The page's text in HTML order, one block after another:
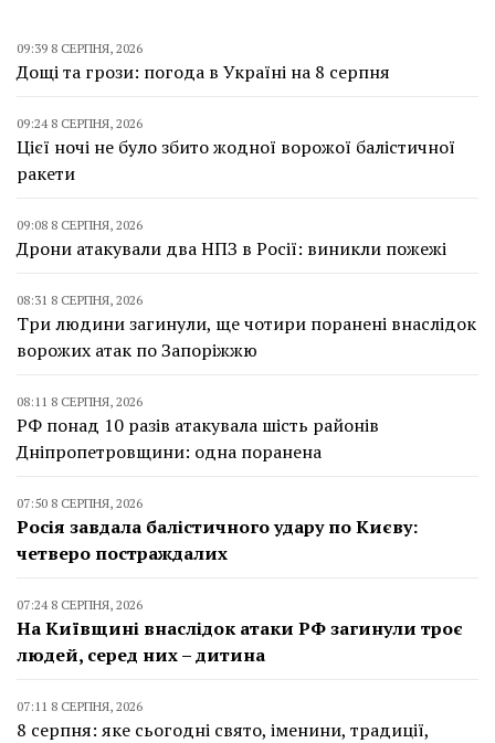
09:39 8 СЕРПНЯ, 2026
Дощі та грози: погода в Україні на 8 серпня
09:24 8 СЕРПНЯ, 2026
Цієї ночі не було збито жодної ворожої балістичної
ракети
09:08 8 СЕРПНЯ, 2026
Дрони атакували два НПЗ в Росії: виникли пожежі
08:31 8 СЕРПНЯ, 2026
Три людини загинули, ще чотири поранені внаслідок
ворожих атак по Запоріжжю
08:11 8 СЕРПНЯ, 2026
РФ понад 10 разів атакувала шість районів
Дніпропетровщини: одна поранена
07:50 8 СЕРПНЯ, 2026
Росія завдала балістичного удару по Києву:
четверо постраждалих
07:24 8 СЕРПНЯ, 2026
На Київщині внаслідок атаки РФ загинули троє
людей, серед них – дитина
07:11 8 СЕРПНЯ, 2026
8 серпня: яке сьогодні свято, іменини, традиції,